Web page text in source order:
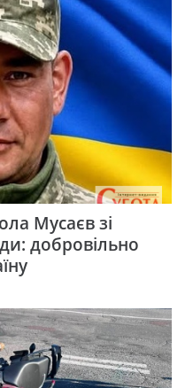
Мусаєв зі
добровільно